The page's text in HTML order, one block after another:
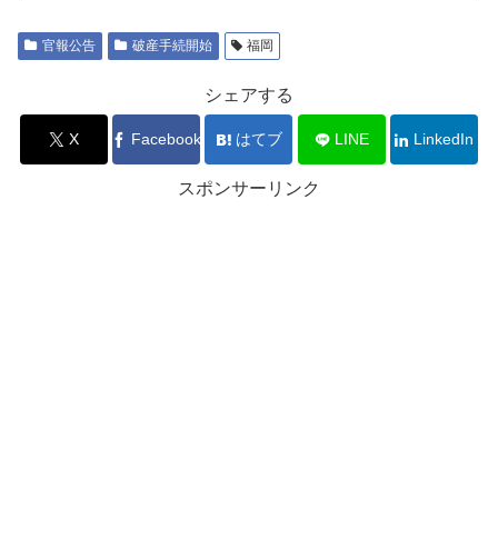
官報公告 破産手続開始 福岡
シェアする
X Facebook はてブ LINE LinkedIn
スポンサーリンク